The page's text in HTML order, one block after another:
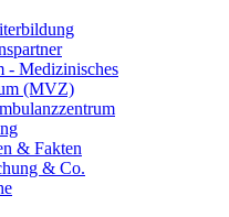
- Medizinisches
(MVZ)
& Fakten
& Co.